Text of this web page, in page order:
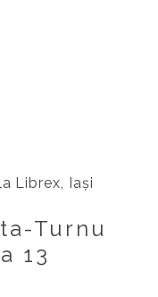
Librex, Iași
Turnu
13